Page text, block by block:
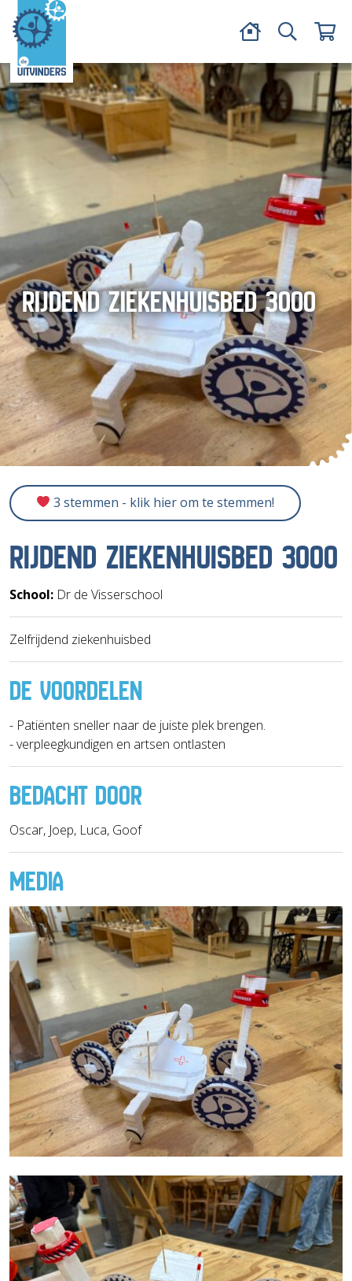
RIJDEND ZIEKENHUISBED 3000
3 stemmen - klik hier om te stemmen!
RIJDEND ZIEKENHUISBED 3000
School: Dr de Visserschool
Zelfrijdend ziekenhuisbed
DE VOORDELEN
- Patiënten sneller naar de juiste plek brengen.
- verpleegkundigen en artsen ontlasten
BEDACHT DOOR
Oscar, Joep, Luca, Goof
MEDIA